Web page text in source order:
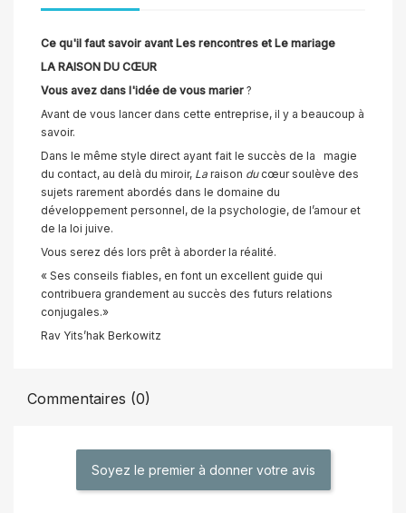
Ce qu'il faut savoir avant Les rencontres et Le mariage
LA RAISON DU CŒUR
Vous avez dans l'idée de vous marier ?
Avant de vous lancer dans cette entreprise, il y a beaucoup à
savoir.
Dans le même style direct ayant fait le succès de la magie
du contact, au delà du miroir, La raison du cœur soulève des
sujets rarement abordés dans le domaine du
développement personnel, de la psychologie, de l’amour et
de la loi juive.
Vous serez dés lors prêt à aborder la réalité.
« Ses conseils fiables, en font un excellent guide qui
contribuera grandement au succès des futurs relations
conjugales.»
Rav Yits’hak Berkowitz
Commentaires (0)
Soyez le premier à donner votre avis